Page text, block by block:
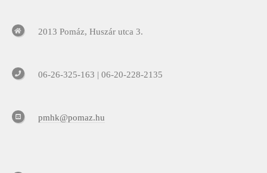
2013 Pomáz, Huszár utca 3.
06-26-325-163 | 06-20-228-2135
pmhk@pomaz.hu